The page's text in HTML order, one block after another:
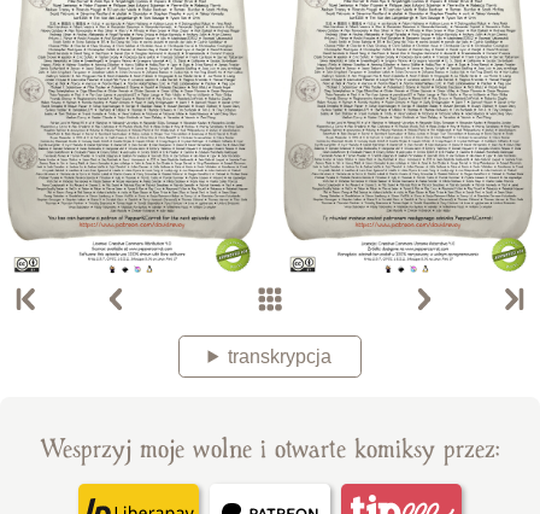
transkrypcja
Wesprzyj moje wolne i otwarte komiksy przez: